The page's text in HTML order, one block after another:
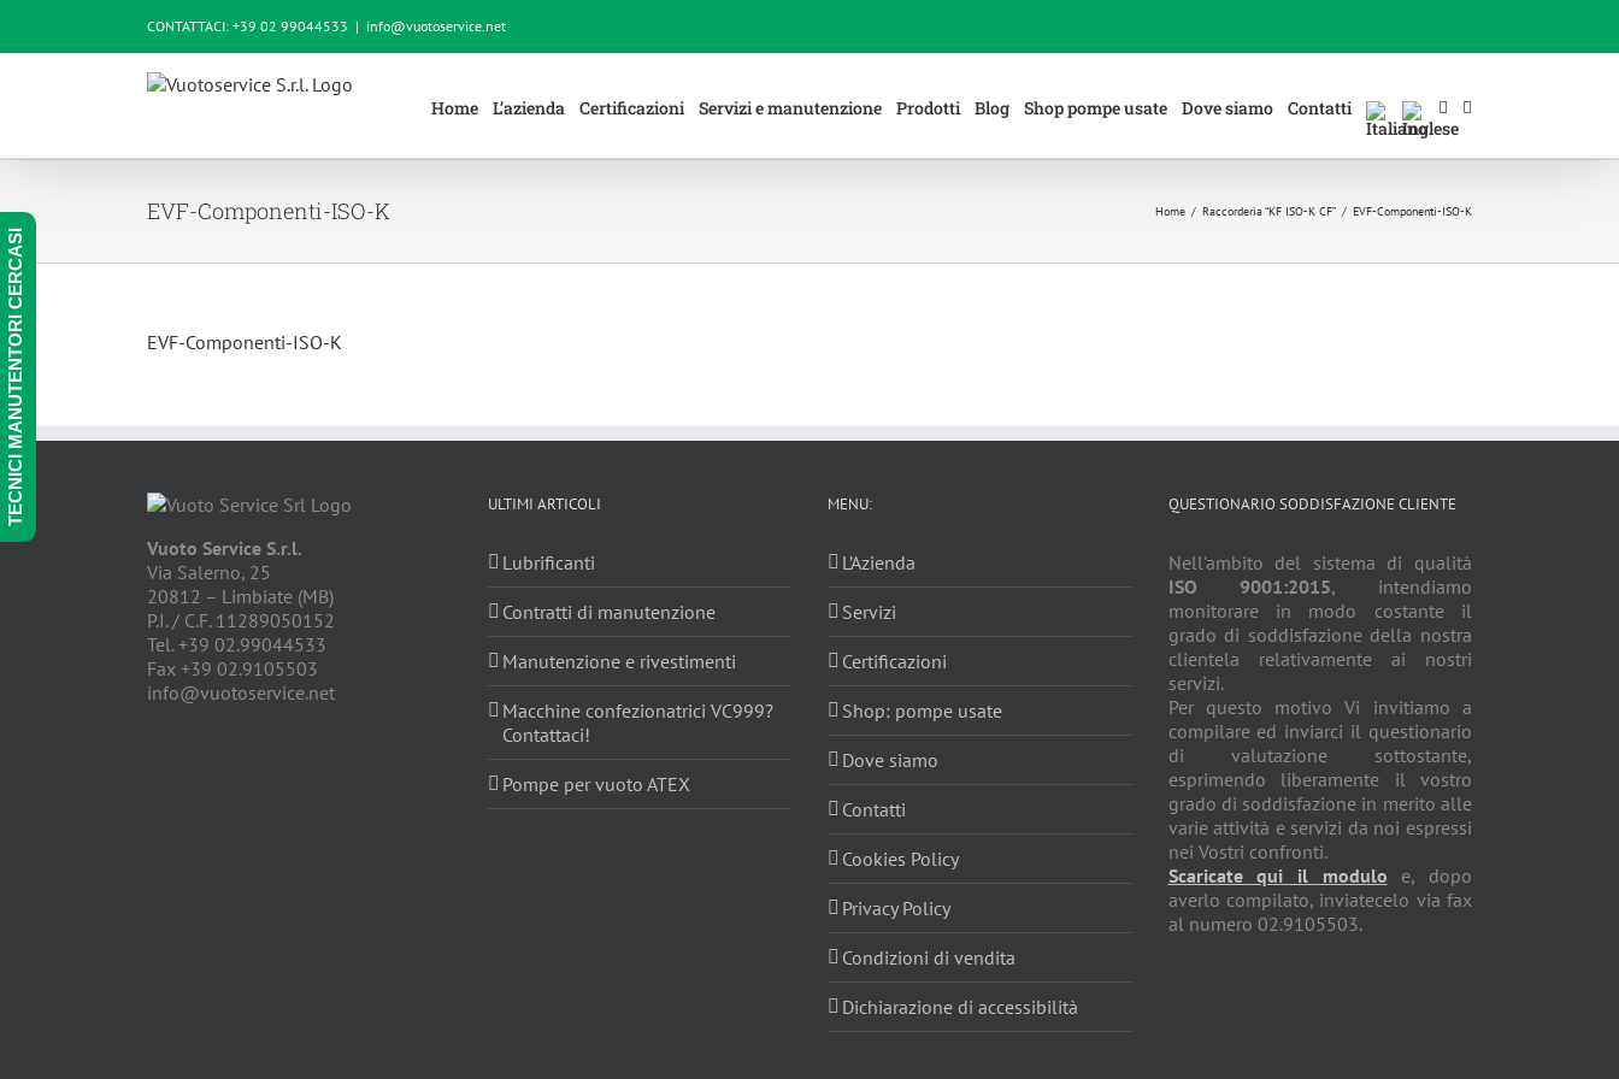
contenuto
CONTATTACI: +39 02 99044533 | info@vuotoservice.net
Home L’azienda Certificazioni Servizi e manutenzione Prodotti Blog Shop pompe usate Dove siamo Contatti
EVF-Componenti-ISO-K Home / Raccorderia “KF ISO-K CF” / EVF-Componenti-ISO-K
EVF-Componenti-ISO-K
Vuoto Service S.r.l.
Via Salerno, 25
20812 – Limbiate (MB)
P.I. / C.F. 11289050152
Tel. +39 02.99044533
Fax +39 02.9105503
info@vuotoservice.net
ULTIMI ARTICOLI
Lubrificanti
Contratti di manutenzione
Manutenzione e rivestimenti
Macchine confezionatrici VC999?
Contattaci!
Pompe per vuoto ATEX
MENU:
L’Azienda
Servizi
Certificazioni
Shop: pompe usate
Dove siamo
Contatti
Cookies Policy
Privacy Policy
Condizioni di vendita
Dichiarazione di accessibilità
QUESTIONARIO SODDISFAZIONE CLIENTE
Nell'ambito del sistema di qualità
ISO 9001:2015, intendiamo
monitorare in modo costante il
grado di soddisfazione della nostra
clientela relativamente ai nostri
servizi.
Per questo motivo Vi invitiamo a
compilare ed inviarci il questionario
di valutazione sottostante,
esprimendo liberamente il vostro
grado di soddisfazione in merito alle
varie attività e servizi da noi espressi
nei Vostri confronti.
Scaricate qui il modulo e, dopo
averlo compilato, inviatecelo via fax
al numero 02.9105503.
TECNICI MANUTENTORI CERCASI